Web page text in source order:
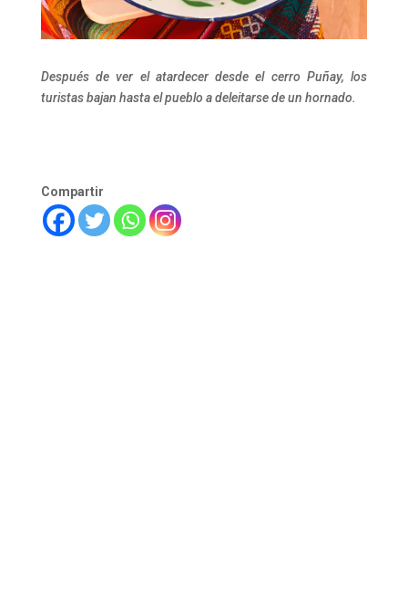
Después de ver el atardecer desde el cerro Puñay, los
turistas bajan hasta el pueblo a deleitarse de un hornado.
Compartir